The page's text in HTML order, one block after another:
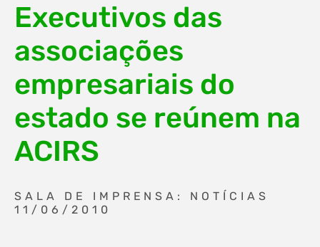
Executivos das
associações
empresariais do
estado se reúnem na
ACIRS
SALA DE IMPRENSA: NOTÍCIAS
11/06/2010